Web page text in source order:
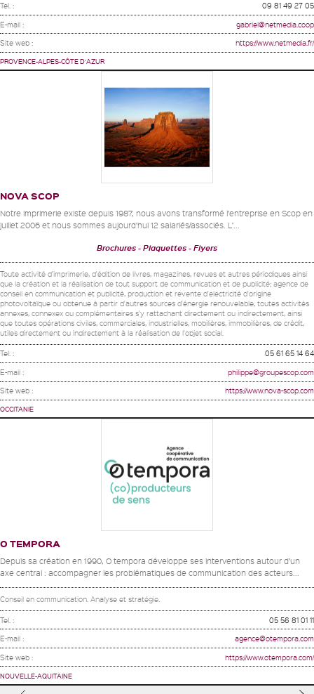
Tel. : 09 81 49 27 05
E-mail : gabriel@netmedia.coop
Site web : https://www.netmedia.fr/
PROVENCE-ALPES-CÔTE D'AZUR
NOVA SCOP
Notre imprimerie existe depuis 1987, nous avons transformé l’entreprise en Scop en
juillet 2006 et nous sommes aujourd’hui 12 salariés/associés. L’...
Brochures Plaquettes Flyers
Toute activité d'imprimerie, d'édition de livres, magazines, revues et autres périodiques ainsi
que la création et la réalisation de tout support de communication et de publicité; agence de
conseil en communication et publicité, production et revente d'electricité d'origine
photovoltaïque ou obtenue à partir d'autres sources d'énergie renouvelable, toutes activités
annexes, connexex ou complémentaires s'y rattachant directement ou indirectement, ainsi
que toutes opérations civiles, commerciales, industrielles, mobilières, immobilières, de crédit,
utiles directement ou indirectement à la réalisation de l'objet social.
Tel. : 05 61 65 14 64
E-mail : philippe@groupescop.com
Site web : https://www.nova-scop.com
OCCITANIE
O TEMPORA
Depuis sa création en 1990, O tempora développe ses interventions autour d’un
axe central : accompagner les problématiques de communication des acteurs...
Conseil en communication. Analyse et stratégie.
Tel. : 05 56 81 01 11
E-mail : agence@otempora.com
Site web : https://www.otempora.com/
NOUVELLE-AQUITAINE
Pages